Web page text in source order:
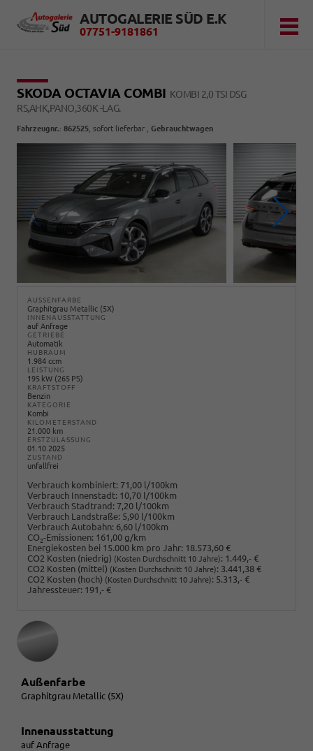
AUTOGALERIE SÜD E.K
07751-9181861
SKODA OCTAVIA COMBI KOMBI 2,0 TSI DSG
RS,AHK,PANO,360K -LAG.
Fahrzeugnr.: 862525 sofort lieferbar Gebrauchtwagen
AUSSENFARBE
Graphitgrau Metallic (5X)
INNENAUSSTATTUNG
auf Anfrage
GETRIEBE
Automatik
HUBRAUM
1.984 ccm
LEISTUNG
195 kW (265 PS)
KRAFTSTOFF
Benzin
KATEGORIE
Kombi
KILOMETERSTAND
21.000 km
ERSTZULASSUNG
01.10.2025
ZUSTAND
unfallfrei
Verbrauch kombiniert: 71,00 l/100km
Verbrauch Innenstadt: 10,70 l/100km
Verbrauch Stadtrand: 7,20 l/100km
Verbrauch Landstraße: 5,90 l/100km
Verbrauch Autobahn: 6,60 l/100km
CO2-Emissionen: 161,00 g/km
Energiekosten bei 15.000 km pro Jahr: 18.573,60 €
CO2 Kosten (niedrig) (Kosten Durchschnitt 10 Jahre): 1.449,- €
CO2 Kosten (mittel) (Kosten Durchschnitt 10 Jahre): 3.441,38 €
CO2 Kosten (hoch) (Kosten Durchschnitt 10 Jahre): 5.313,- €
Jahressteuer: 191,- €
Außenfarbe
Graphitgrau Metallic (5X)
Innenausstattung
auf Anfrage